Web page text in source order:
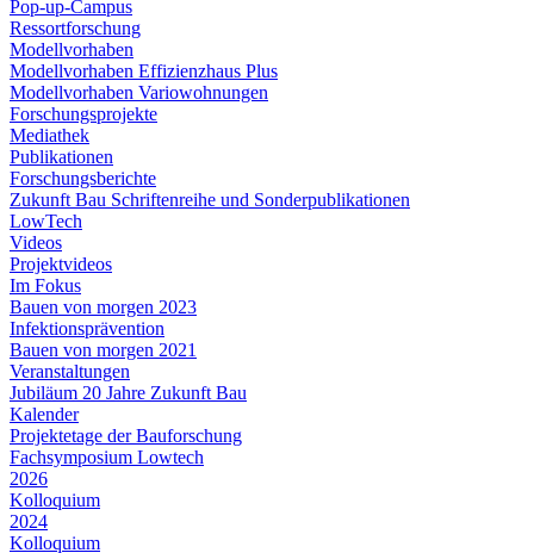
Pop-up-Campus
Ressortforschung
Modellvorhaben
Modellvorhaben Effizienzhaus Plus
Modellvorhaben Variowohnungen
Forschungsprojekte
Mediathek
Publikationen
Forschungsberichte
Zukunft Bau Schriftenreihe und Sonderpublikationen
LowTech
Videos
Projektvideos
Im Fokus
Bauen von morgen 2023
Infektionsprävention
Bauen von morgen 2021
Veranstaltungen
Jubiläum 20 Jahre Zukunft Bau
Kalender
Projektetage der Bauforschung
Fachsymposium Lowtech
2026
Kolloquium
2024
Kolloquium